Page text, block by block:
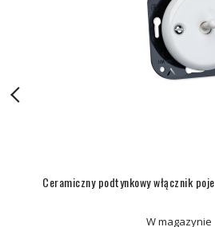
Ceramiczny podtynkowy włącznik
W magazynie